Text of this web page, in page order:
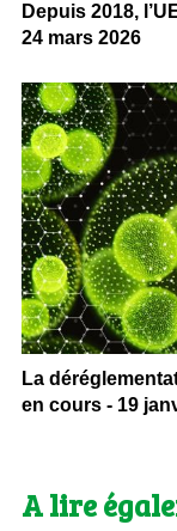
Depuis 2018,
24 mars 2026
La
en cours - 19
A lire